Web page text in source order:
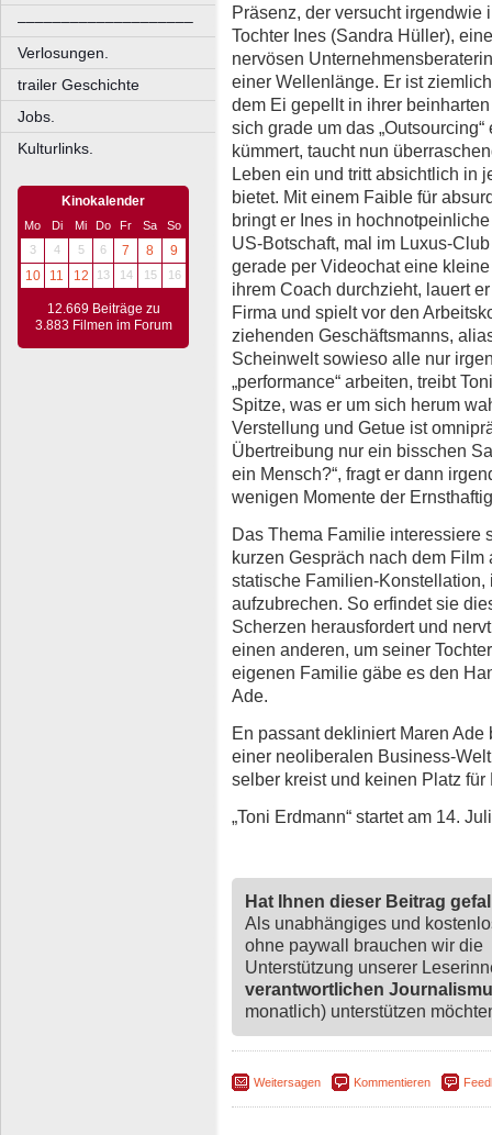
––––––––––––––––––––
Verlosungen.
trailer Geschichte
Jobs.
Kulturlinks.
Kinokalender
Mo Di Mi Do Fr Sa
So
3
4 5 6 7 8
9
10
11 12 13 14 15 16
12.669 Beiträge zu
3.883 Filmen im Forum
Präsenz, der versucht irgendwie
Tochter Ines (Sandra Hüller),
nervösen
einer Wellenlänge. Er ist
dem Ei gepellt in ihrer
sich grade um das
kümmert, taucht nun
Leben ein und tritt absichtlich in
bietet. Mit einem Faible für
bringt er Ines in
US-Botschaft, mal im Luxus-
gerade per Videochat eine
ihrem Coach durchzieht, lauert
Firma und spielt vor den
ziehenden Geschäftsmanns,
Scheinwelt sowieso alle nur
„performance“ arbeiten, treibt
Spitze, was er um sich herum
Verstellung und Getue ist
Übertreibung nur ein bisschen
ein Mensch?“, fragt er dann
wenigen Momente der
Das Thema Familie interessiere
kurzen Gespräch nach dem
statische Familien-
aufzubrechen. So erfindet sie
Scherzen herausfordert und
einen anderen, um seiner
eigenen Familie gäbe es den
Ade.
En passant dekliniert Maren
einer neoliberalen Business-
selber kreist und keinen Platz
„Toni Erdmann“ startet am 14.
Hat Ihnen dieser Beitrag
Als unabhängiges und
ohne paywall brauchen wir die
Unterstützung unserer
verantwortlichen
monatlich) unterstützen
Weitersagen Kommentieren